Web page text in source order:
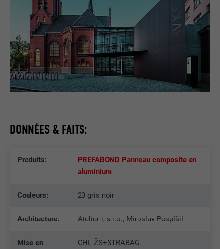
DONNÉES & FAITS:
Produits:
PREFABOND Panneau composite en
aluminium
Couleurs: 23 gris noir
Architecture: Atelier-r, s.r.o.; Miroslav Pospíšil
Mise en
OHL ŽS+STRABAG